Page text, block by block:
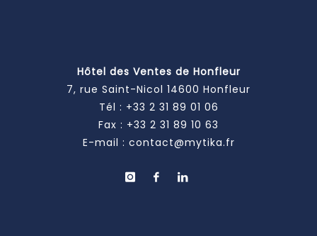
Hôtel des Ventes de Honfleur
7, rue Saint-Nicol 14600 Honfleur
Tél : +33 2 31 89 01 06
Fax : +33 2 31 89 10 63
E-mail : contact@mytika.fr